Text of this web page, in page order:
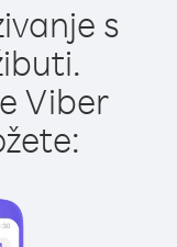
s
Viber